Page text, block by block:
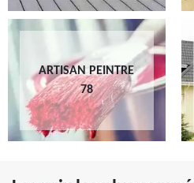
ARTISAN PEINTRE
78